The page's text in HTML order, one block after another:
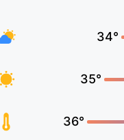
34°
35°
36°